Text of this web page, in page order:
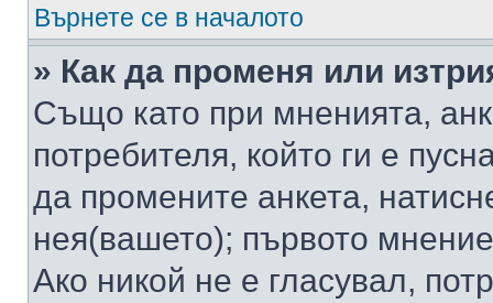
Върнете се в началото
» Как да променя или
Също като при мненията,
потребителя, който ги е
да промените анкета,
нея(вашето); първото
Ако никой не е гласувал,